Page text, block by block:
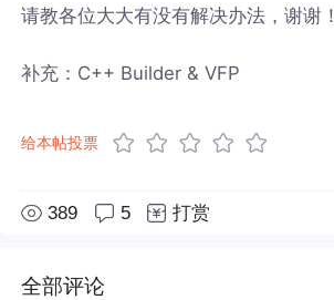
请教各位大大有没有解决办法，谢谢！
补充：C++ Builder & VFP
给本帖投票
389 5 打赏
全部评论